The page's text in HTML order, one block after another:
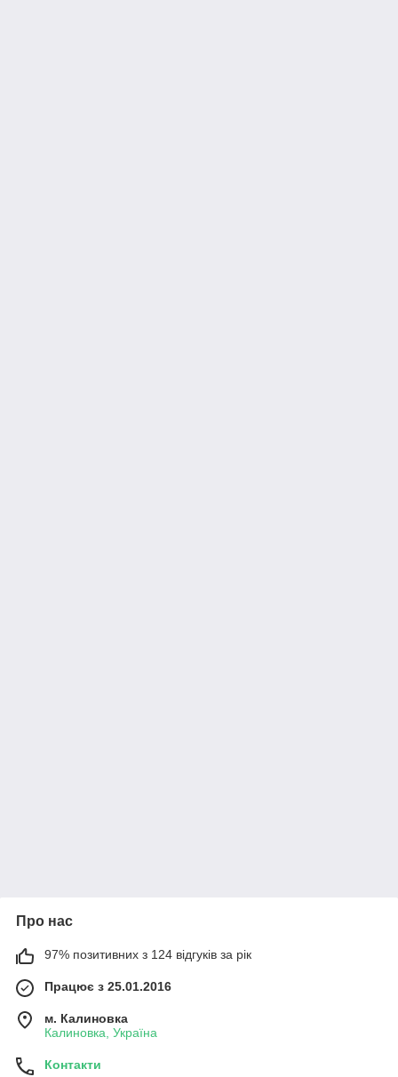
Про нас
97% позитивних з 124 відгуків за рік
Працює з 25.01.2016
м. Калиновка
Калиновка, Україна
Контакти